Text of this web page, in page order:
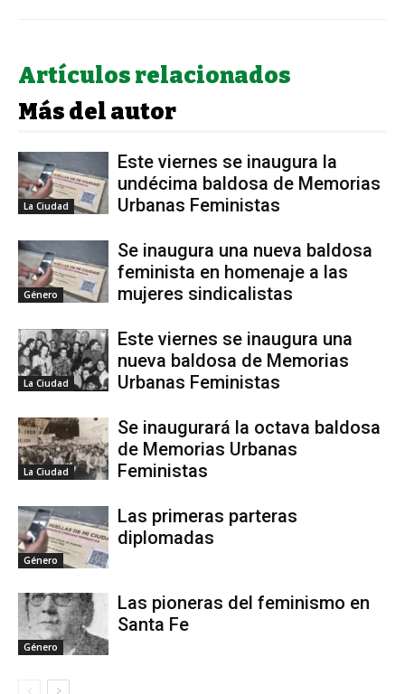
Artículos relacionados
Más del autor
La Ciudad
Este viernes se inaugura la
undécima baldosa de Memorias
Urbanas Feministas
Género
Se inaugura una nueva baldosa
feminista en homenaje a las
mujeres sindicalistas
La Ciudad
Este viernes se inaugura una
nueva baldosa de Memorias
Urbanas Feministas
La Ciudad
Se inaugurará la octava baldosa
de Memorias Urbanas
Feministas
Género
Las primeras parteras
diplomadas
Género
Las pioneras del feminismo en
Santa Fe